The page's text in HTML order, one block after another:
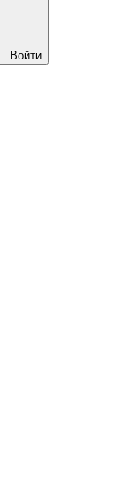
Войти